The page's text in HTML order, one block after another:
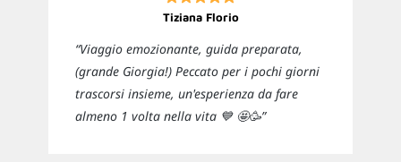
Tiziana Florio
“Viaggio emozionante, guida preparata,
(grande Giorgia!) Peccato per i pochi giorni
trascorsi insieme, un'esperienza da fare
almeno 1 volta nella vita 💙 🤩🥳”